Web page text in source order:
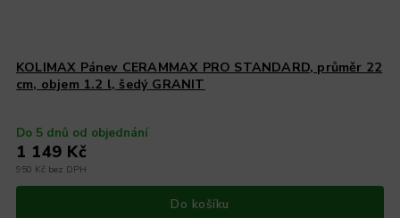
KOLIMAX Pánev CERAMMAX PRO STANDARD, průměr 22
cm, objem 1.2 l, šedý GRANIT
Do 5 dnů od objednání
950 Kč bez DPH
1 149 Kč
Do košíku